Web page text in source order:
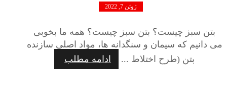
ژوئن 7, 2022
بتن سبز چیست؟ بتن سبز چیست؟ همه ما بخوبی
می دانیم که سیمان و سنگدانه‌ ها، مواد اصلی سازنده
بتن (طرح اختلاط ...
ادامه مطلب